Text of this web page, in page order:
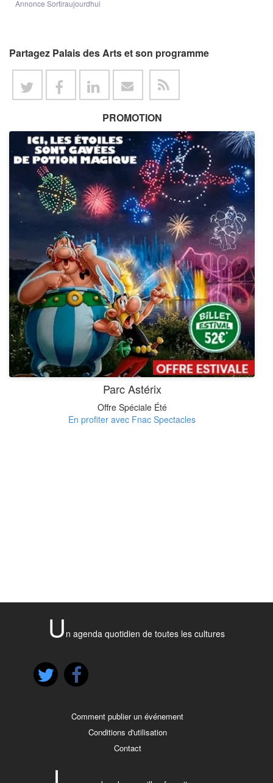
Annonce Sortiraujourdhui
Partagez Palais des Arts et son programme
PROMOTION
Parc Astérix
Offre Spéciale Été
En profiter avec Fnac Spectacles
U n agenda quotidien de toutes les cultures
Comment publier un événement
Conditions d'utilisation
Contact